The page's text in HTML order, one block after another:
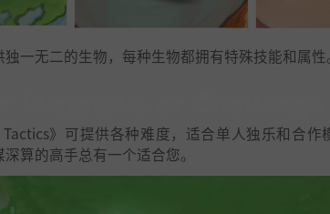
一无二的生物，每种生物都拥有特殊技能和属性
Tactics》可提供各种难度，适合单人独乐和合
算的高手总有一个适合您。